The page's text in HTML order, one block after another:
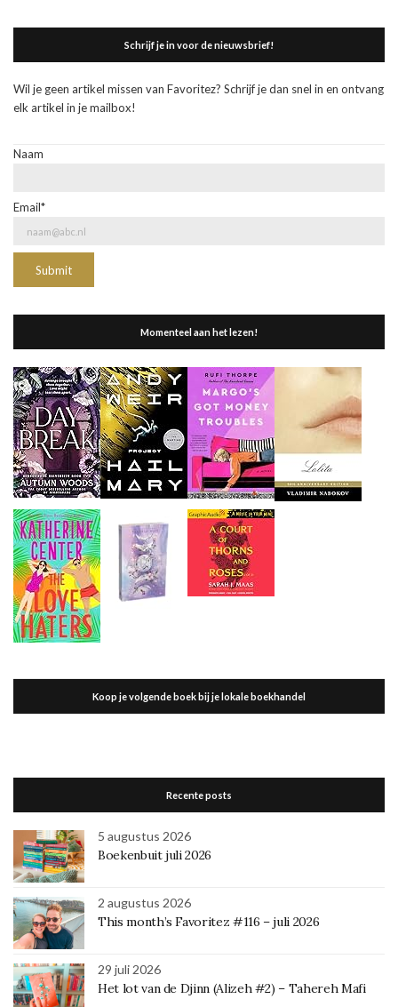
Schrijf je in voor de nieuwsbrief!
Wil je geen artikel missen van Favoritez? Schrijf je dan snel in en ontvang
elk artikel in je mailbox!
Naam
Email*
Momenteel aan het lezen!
Koop je volgende boek bij je lokale boekhandel
Recente posts
5 augustus 2026
Boekenbuit juli 2026
2 augustus 2026
This month’s Favoritez #116 – juli 2026
29 juli 2026
Het lot van de Djinn (Alizeh #2) – Tahereh Mafi